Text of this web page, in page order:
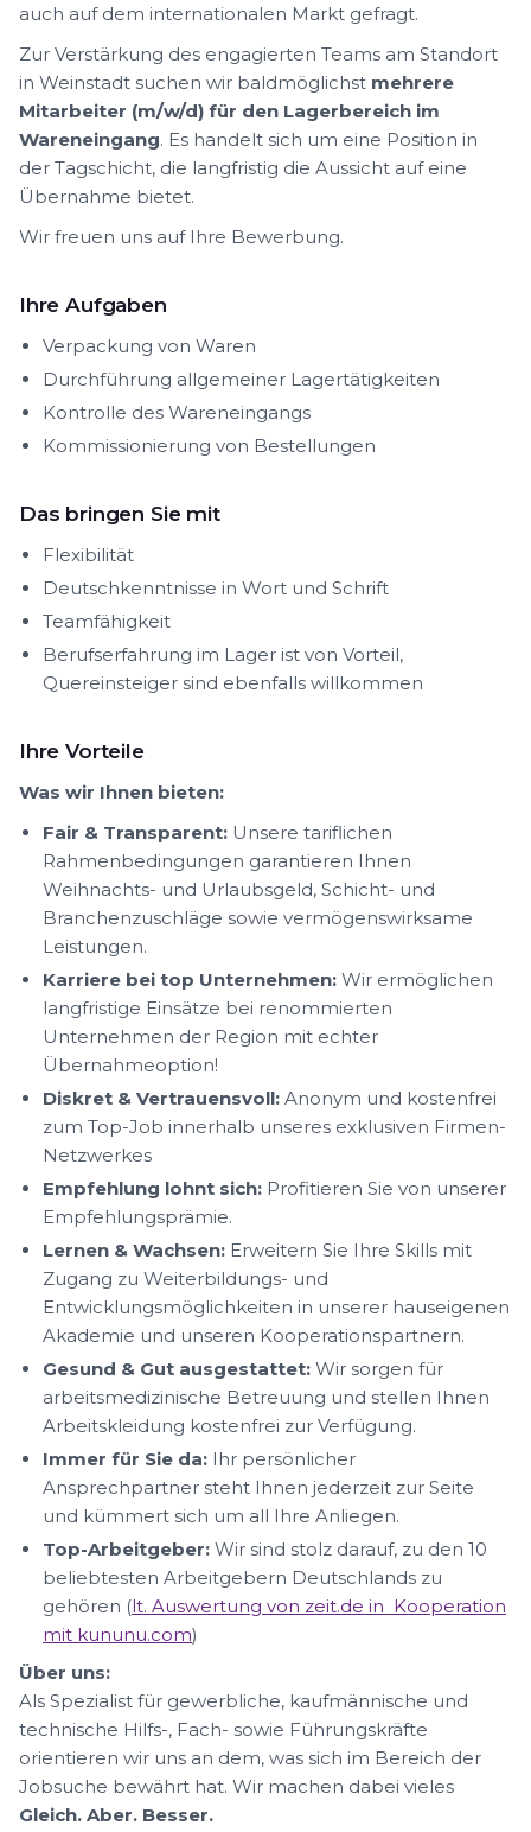
auch auf dem internationalen Markt gefragt.
Zur Verstärkung des engagierten Teams am Standort
in Weinstadt suchen wir baldmöglichst mehrere
Mitarbeiter (m/w/d) für den Lagerbereich im
Wareneingang. Es handelt sich um eine Position in
der Tagschicht, die langfristig die Aussicht auf eine
Übernahme bietet.
Wir freuen uns auf Ihre Bewerbung.
Ihre Aufgaben
Verpackung von Waren
Durchführung allgemeiner Lagertätigkeiten
Kontrolle des Wareneingangs
Kommissionierung von Bestellungen
Das bringen Sie mit
Flexibilität
Deutschkenntnisse in Wort und Schrift
Teamfähigkeit
Berufserfahrung im Lager ist von Vorteil,
Quereinsteiger sind ebenfalls willkommen
Ihre Vorteile
Was wir Ihnen bieten:
Fair & Transparent: Unsere tariflichen
Rahmenbedingungen garantieren Ihnen
Weihnachts- und Urlaubsgeld, Schicht- und
Branchenzuschläge sowie vermögenswirksame
Leistungen.
Karriere bei top Unternehmen: Wir ermöglichen
langfristige Einsätze bei renommierten
Unternehmen der Region mit echter
Übernahmeoption!
Diskret & Vertrauensvoll: Anonym und kostenfrei
zum Top-Job innerhalb unseres exklusiven Firmen-
Netzwerkes
Empfehlung lohnt sich: Profitieren Sie von unserer
Empfehlungsprämie.
Lernen & Wachsen: Erweitern Sie Ihre Skills mit
Zugang zu Weiterbildungs- und
Entwicklungsmöglichkeiten in unserer hauseigenen
Akademie und unseren Kooperationspartnern.
Gesund & Gut ausgestattet: Wir sorgen für
arbeitsmedizinische Betreuung und stellen Ihnen
Arbeitskleidung kostenfrei zur Verfügung.
Immer für Sie da: Ihr persönlicher
Ansprechpartner steht Ihnen jederzeit zur Seite
und kümmert sich um all Ihre Anliegen.
Top-Arbeitgeber: Wir sind stolz darauf, zu den 10
beliebtesten Arbeitgebern Deutschlands zu
gehören (lt. Auswertung von zeit.de in Kooperation
mit kununu.com)
Über uns:
Als Spezialist für gewerbliche, kaufmännische und
technische Hilfs-, Fach- sowie Führungskräfte
orientieren wir uns an dem, was sich im Bereich der
Jobsuche bewährt hat. Wir machen dabei vieles
Gleich. Aber. Besser.